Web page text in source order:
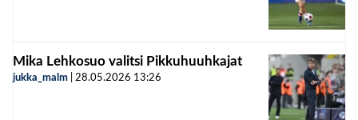
Mika Lehkosuo valitsi Pikkuhuuhkajat
jukka_malm 28.05.2026 13:26